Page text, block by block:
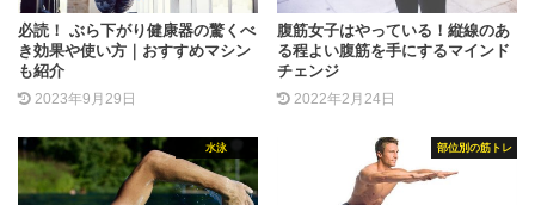
必読！ ぶら下がり健康器の驚くべ
き効果や使い方｜おすすめマシン
も紹介
2023年9月29日
腹筋女子はやっている！縦線のあ
る程よい腹筋を手にするマインド
チェンジ
2022年2月24日
水泳 部位別の筋トレ